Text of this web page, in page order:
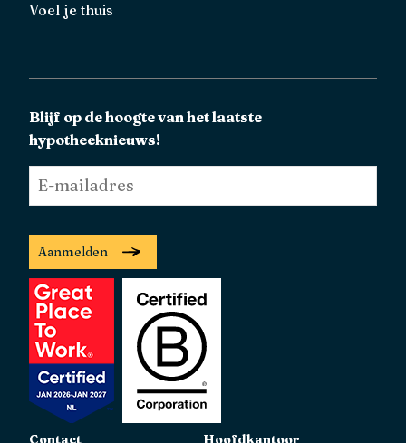
Voel je thuis
Blijf op de hoogte van het laatste
hypotheeknieuws!
mailadres *
Aanmelden
Contact
Hoofdkantoor